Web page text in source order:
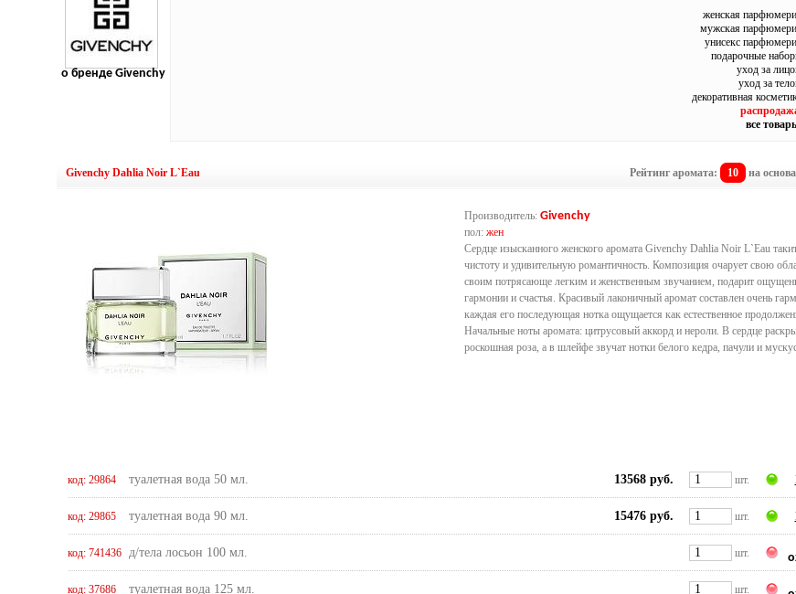
о бренде Givenchy
женская
мужская
унисекс
подарочные
уход за
уход за
декоративная
все
Givenchy Dahlia Noir L`Eau Рейтинг аромата: 10 на
Производитель: Givenchy
пол: жен
Сердце изысканного женского аромата Givenchy Dahlia Noir L`Eau
чистоту и удивительную романтичность. Композиция очарует свою
своим потрясающе легким и женственным звучанием, подарит
гармонии и счастья. Красивый лаконичный аромат составлен очень
каждая его последующая нотка ощущается как естественное
Начальные ноты аромата: цитрусовый аккорд и нероли. В сердце
роскошная роза, а в шлейфе звучат нотки белого кедра, пачули и
код: 29864 туалетная вода 50 мл. 13568 руб. шт.
код: 29865 туалетная вода 90 мл. 15476 руб. шт.
код: 741436 д/тела лосьон 100 мл. шт.
код: 37686 туалетная вода 125 мл. шт.